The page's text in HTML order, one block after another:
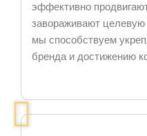
эффективно
завораживают
мы способствуем
бренда и достижению